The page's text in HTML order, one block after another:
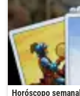
Horóscopo